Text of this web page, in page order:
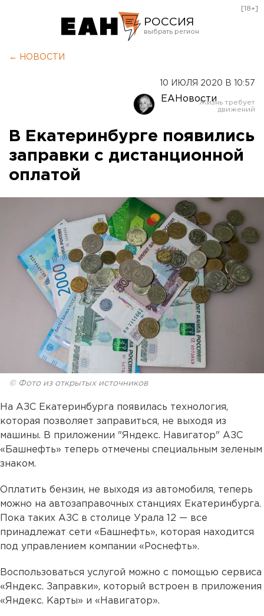
РОССИЯ
Оренбург
[18+]
← НОВОСТИ
10 ИЮЛЯ 2020 В 10:57
ЕАНовости
В Екатеринбурге появились
заправки с дистанционной
оплатой
© Фото из открытых источников
На АЗС Екатеринбурга появилась технология,
которая позволяет заправиться, не выходя из
машины. В приложении "Яндекс. Навигатор" АЗС
«Башнефть» теперь отмечены специальным зеленым
знаком.
Оплатить бензин, не выходя из автомобиля, теперь
можно на автозаправочных станциях Екатеринбурга.
Пока таких АЗС в столице Урала 12 — все
принадлежат сети «Башнефть», которая находится
под управлением компании «Роснефть».
Воспользоваться услугой можно с помощью сервиса
«Яндекс. Заправки», который встроен в приложения
«Яндекс. Карты» и «Навигатор».